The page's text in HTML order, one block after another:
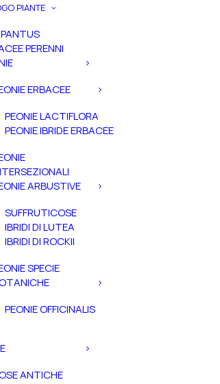
PIANTE
PERENNI
ERBACEE
PEONIE LACTIFLORA
PEONIE IBRIDE ERBACEE
ARBUSTIVE
SUFFRUTICOSE
IBRIDI DI LUTEA
IBRIDI DI ROCKII
SPECIE
PEONIE OFFICINALIS
ANTICHE